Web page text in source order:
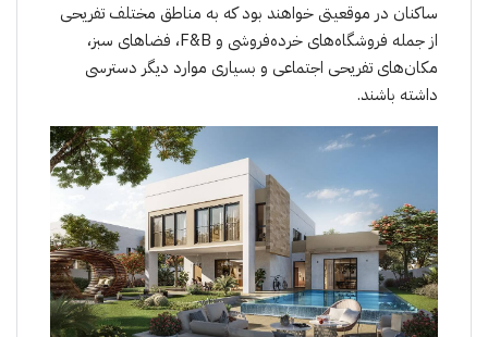
ساکنان در موقعیتی خواهند بود که به مناطق مختلف تفریحی
از جمله فروشگاه‌های خرده‌فروشی و F&B، فضاهای سبز،
مکان‌های تفریحی اجتماعی و بسیاری موارد دیگر دسترسی
داشته باشند.